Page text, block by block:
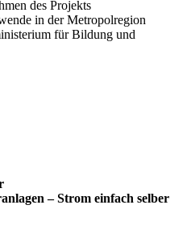
des Projekts
in der Metropolregion
für Bildung und
– Strom einfach selber